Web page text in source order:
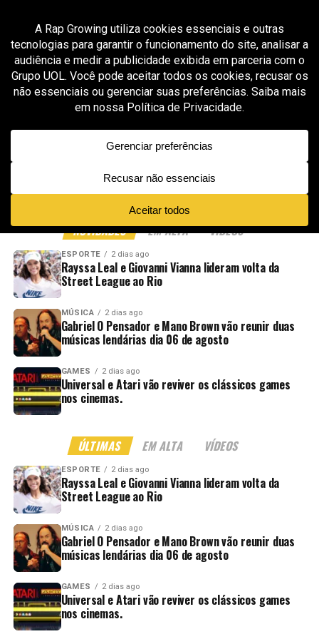
All posts tagged "Jersey club"
GROOVER X RAP GROWING 2 meses ago
Sibby Liv é aprovada pela curadoria da Rap
Growing com “Bare Minimaa”, faixa que
transforma pista, atitude e cultura em
manifesto
ADVERTISEMENT
NOVIDADES EM ALTA VÍDEOS
ESPORTE 2 dias ago
Rayssa Leal e Giovanni Vianna lideram volta da
Street League ao Rio
MÚSICA 2 dias ago
Gabriel O Pensador e Mano Brown vão reunir duas
músicas lendárias dia 06 de agosto
GAMES 2 dias ago
Universal e Atari vão reviver os clássicos games
nos cinemas.
ÚLTIMAS EM ALTA VÍDEOS
ESPORTE 2 dias ago
Rayssa Leal e Giovanni Vianna lideram volta da
Street League ao Rio
MÚSICA 2 dias ago
Gabriel O Pensador e Mano Brown vão reunir duas
músicas lendárias dia 06 de agosto
GAMES 2 dias ago
Universal e Atari vão reviver os clássicos games
nos cinemas.